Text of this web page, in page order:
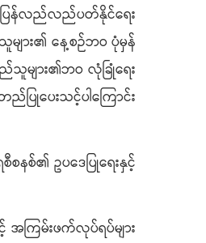
ပြန်လည်လည်ပတ်နိုင်ရေး
များ၏ နေ့စဉ်ဘဝ ပုံမှန်
သူများ၏ဘဝ လုံခြုံရေး
ပေးသင့်ပါကြောင်း
၏ ဥပဒေပြုရေးနှင့်
အကြမ်းဖက်လုပ်ရပ်များ